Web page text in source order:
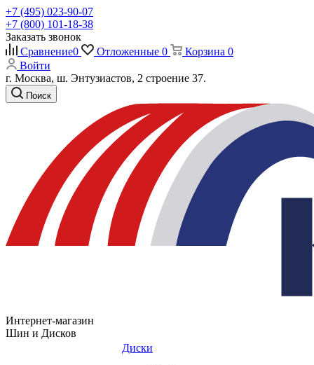
+7 (495) 023-90-07
+7 (800) 101-18-38
Заказать звонок
Сравнение0 Отложенные 0 Корзина 0
Войти
г. Москва, ш. Энтузиастов, 2 строение 37.
Поиск
Интернет-магазин
Шин и Дисков
Диски